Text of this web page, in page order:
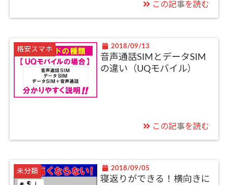
この記事を読む
格安スマホ 2018/09/13
音声通話SIMとデータSIM
の違い（UQモバイル）
この記事を読む
未分類 2018/09/05
寝返りができる！横向きに